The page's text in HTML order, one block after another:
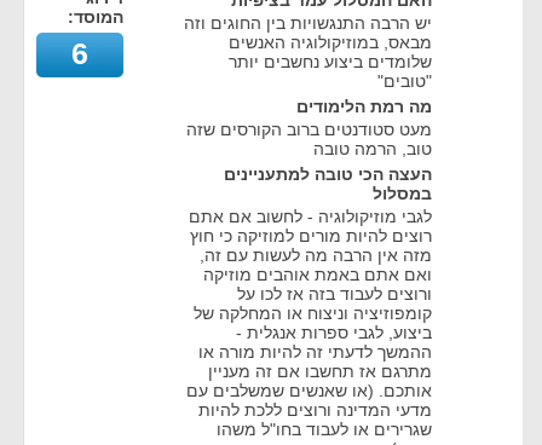
יש הרבה התנגשויות בין החוגים וזה
מבאס, במוזיקולוגיה האנשים
שלומדים ביצוע נחשבים יותר
"טובים"
מה רמת הלימודים
מעט סטודנטים ברוב הקורסים שזה
טוב, הרמה טובה
העצה הכי טובה למתעניינים
במסלול
לגבי מוזיקולוגיה - לחשוב אם אתם
רוצים להיות מורים למוזיקה כי חוץ
מזה אין הרבה מה לעשות עם זה,
ואם אתם באמת אוהבים מוזיקה
ורוצים לעבוד בזה אז לכו על
קומפוזיציה וניצוח או המחלקה של
ביצוע, לגבי ספרות אנגלית -
ההמשך לדעתי זה להיות מורה או
מתרגם אז תחשבו אם זה מעניין
אותכם. (או שאנשים שמשלבים עם
מדעי המדינה ורוצים ללכת להיות
שגרירים או לעבוד בחו"ל משהו
המוסד:
6